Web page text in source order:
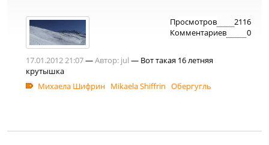
Просмотров
2116
Комментариев
0
17.01.2012 21:07—Автор: jul — Вот такая 16 летняя
крутышка
Михаела Шифрин Mikaela Shiffrin Обергугль